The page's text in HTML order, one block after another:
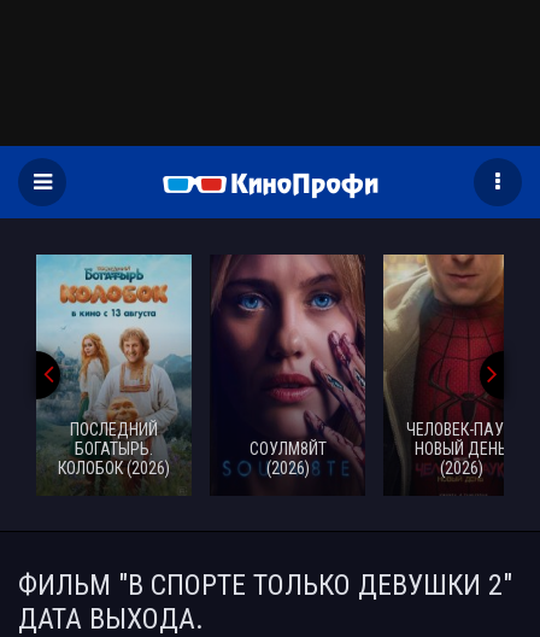
ПОСЛЕДНИЙ
БОГАТЫРЬ.
КОЛОБОК (2026)
СОУЛМ8ЙТ
(2026)
ЧЕЛОВЕК-ПАУК:
НОВЫЙ ДЕНЬ
(2026)
ФИЛЬМ "В СПОРТЕ ТОЛЬКО ДЕВУШКИ 2"
ДАТА ВЫХОДА.